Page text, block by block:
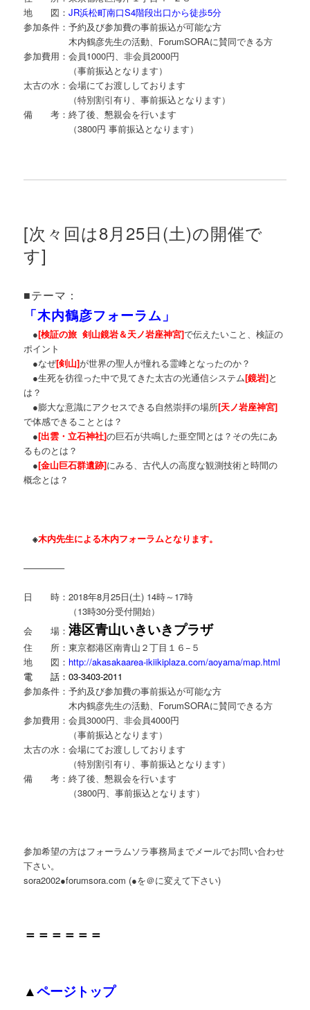
地 図：JR浜松町南口S4階段出口から徒歩5分
参加条件：予約及び参加費の事前振込が可能な方
木内鶴彦先生の活動、ForumSORAに賛同できる方
参加費用：会員1000円、非会員2000円
（事前振込となります）
太古の水：会場にてお渡ししております
（特別割引有り、事前振込となります）
備 考：終了後、懇親会を行います
（3800円 事前振込となります）
[次々回は8月25日(土)の開催で
す]
■テーマ：
「木内鶴彦フォーラム」
●[検証の旅 剣山鏡岩＆天ノ岩座神宮]で伝えたいこと、検証の
ポイント
●なぜ[剣山]が世界の聖人が憧れる霊峰となったのか？
●生死を彷徨った中で見てきた太古の光通信システム[鏡岩]と
は？
●膨大な意識にアクセスできる自然崇拝の場所[天ノ岩座神宮]
で体感できることとは？
●[出雲・立石神社]の巨石が共鳴した亜空間とは？その先にあ
るものとは？
●[金山巨石群遺跡]にみる、古代人の高度な観測技術と時間の
概念とは？
※木内先生による木内フォーラムとなります。
————–
日 時：2018年8月25日(土) 14時～17時
（13時30分受付開始）
会 場：港区青山いきいきプラザ
住 所：東京都港区南青山２丁目１６−５
地 図： http://akasakaarea-ikiikiplaza.com/aoyama/map.html
電 話：03-3403-2011
参加条件：予約及び参加費の事前振込が可能な方
木内鶴彦先生の活動、ForumSORAに賛同できる方
参加費用：会員3000円、非会員4000円
（事前振込となります）
太古の水：会場にてお渡ししております
（特別割引有り、事前振込となります）
備 考：終了後、懇親会を行います
（3800円、事前振込となります）
参加希望の方はフォーラムソラ事務局までメールでお問い合わせ
下さい。
sora2002●forumsora.com (●を＠に変えて下さい)
＝＝＝＝＝＝
▲ページトップ